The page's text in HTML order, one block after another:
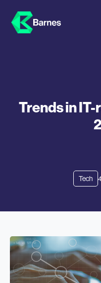
Trends in
Tech